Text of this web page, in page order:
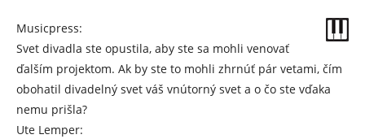
Musicpress:
Svet divadla ste opustila, aby ste sa mohli venovať
ďalším projektom. Ak by ste to mohli zhrnúť pár vetami, čím
obohatil divadelný svet váš vnútorný svet a o čo ste vďaka
nemu prišla?
Ute Lemper: